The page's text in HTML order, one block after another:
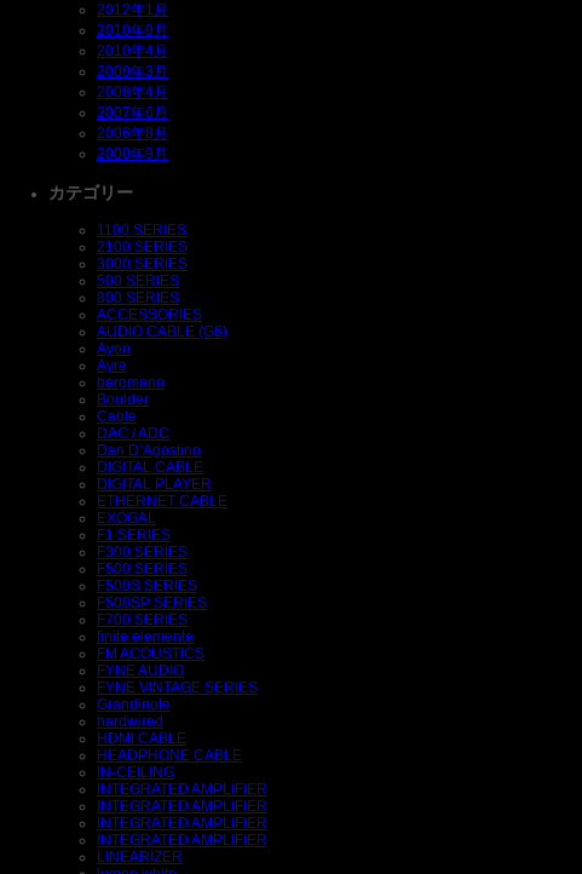
2012年1月
2010年9月
2010年4月
2009年3月
2008年4月
2007年6月
2006年8月
2000年9月
カテゴリー
1100 SERIES
2100 SERIES
3000 SERIES
500 SERIES
800 SERIES
ACCESSORIES
AUDIO CABLE (G6)
Ayon
Ayre
bergmann
Boulder
Cable
DAC / ADC
Dan D’Agostino
DIGITAL CABLE
DIGITAL PLAYER
ETHERNET CABLE
EXOGAL
F1 SERIES
F300 SERIES
F500 SERIES
F500S SERIES
F500SP SERIES
F700 SERIES
finite elemente
FM ACOUSTICS
FYNE AUDIO
FYNE VINTAGE SERIES
Grandinote
hardwired
HDMI CABLE
HEADPHONE CABLE
IN-CEILING
INTEGRATED AMPLIFIER
INTEGRATED AMPLIFIER
INTEGRATED AMPLIFIER
INTEGRATED AMPLIFIER
LINEARIZER